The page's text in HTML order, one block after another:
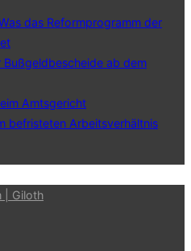
das Reformprogramm der
Bußgeldbescheide ab dem
Amtsgericht
befristeten Arbeitsverhältnis